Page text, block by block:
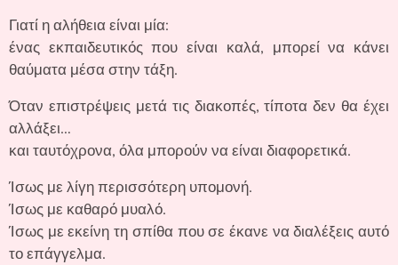
Γιατί η αλήθεια είναι μία:
ένας εκπαιδευτικός που είναι καλά, μπορεί να κάνει
θαύματα μέσα στην τάξη.
Όταν επιστρέψεις μετά τις διακοπές, τίποτα δεν θα έχει
αλλάξει…
και ταυτόχρονα, όλα μπορούν να είναι διαφορετικά.
Ίσως με λίγη περισσότερη υπομονή.
Ίσως με καθαρό μυαλό.
Ίσως με εκείνη τη σπίθα που σε έκανε να διαλέξεις αυτό
το επάγγελμα.